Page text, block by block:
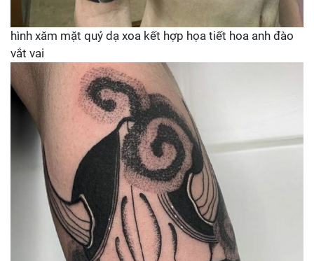
hình xăm mặt quỷ dạ xoa kết hợp họa tiết hoa anh đào
vắt vai